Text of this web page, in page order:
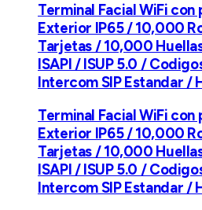
Terminal Facial WiFi con
Exterior IP65 / 10,000
Tarjetas / 10,000
ISAPI / ISUP 5.0 /
Intercom SIP Estandar /
Terminal Facial WiFi con
Exterior IP65 / 10,000
Tarjetas / 10,000
ISAPI / ISUP 5.0 /
Intercom SIP Estandar /